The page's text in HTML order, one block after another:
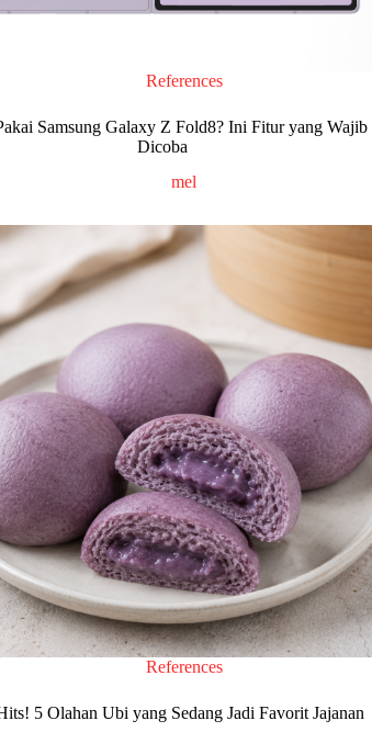
References
Samsung Galaxy Z Fold8? Ini Fitur yang Wajib
Dicoba
mel
References
5 Olahan Ubi yang Sedang Jadi Favorit Jajanan